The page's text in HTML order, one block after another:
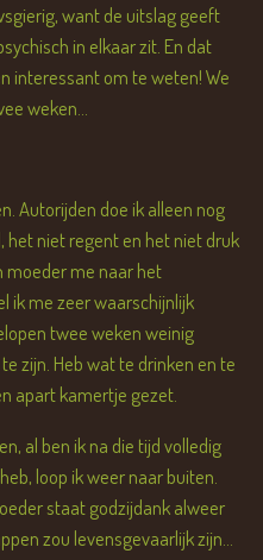
want de uitslag geeft
in elkaar zit. En dat
interessant om te weten! We
weken...
Autorijden doe ik alleen nog
het niet regent en het niet druk
moeder me naar het
ik me zeer waarschijnlijk
twee weken weinig
zijn. Heb wat te drinken en te
apart kamertje gezet.
al ben ik na die tijd volledig
loop ik weer naar buiten.
staat godzijdank alweer
zou levensgevaarlijk zijn...